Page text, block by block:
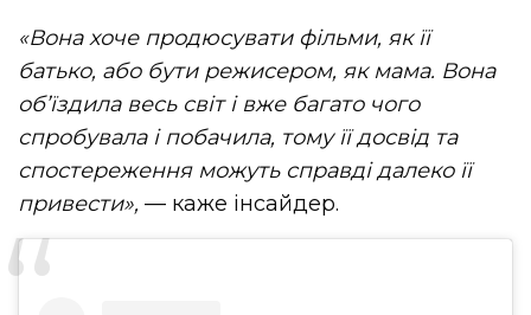
«Вона хоче продюсувати фільми, як її
батько, або бути режисером, як мама. Вона
об’їздила весь світ і вже багато чого
спробувала і побачила, тому її досвід та
спостереження можуть справді далеко її
привести», — каже інсайдер.